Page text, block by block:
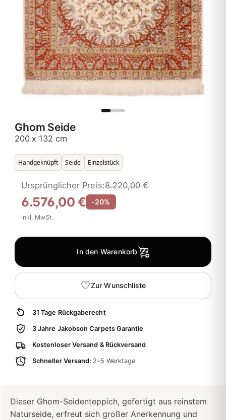
Ghom Seide
200 x 132 cm
Handgeknüpft Seide Einzelstück
6.576,00 €
Ursprünglicher Preis:8.220,00 €
-20%
inkl. MwSt.
In den Warenkorb
Zur Wunschliste
31 Tage Rückgaberecht
3 Jahre Jakobson Carpets Garantie
Kostenloser Versand & Rückversand
Schneller Versand: 2–5 Werktage
Dieser Ghom-Seidenteppich, gefertigt aus reinstem
Naturseide, erfreut sich großer Anerkennung und